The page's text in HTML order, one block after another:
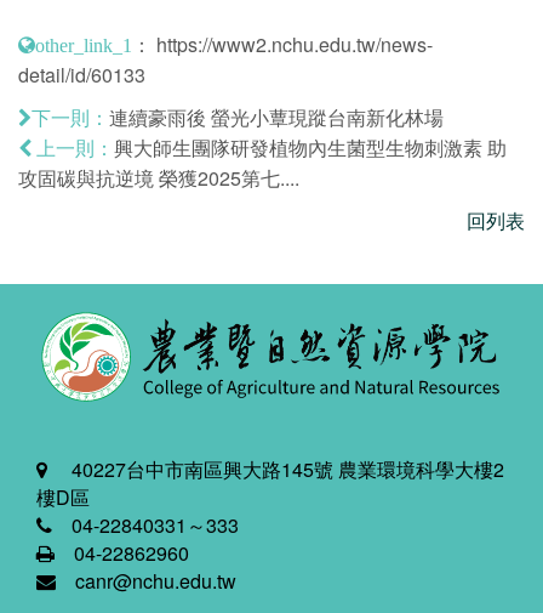
other_link_1 ： https://www2.nchu.edu.tw/news-
detail/id/60133
下一則： 連續豪雨後 螢光小蕈現蹤台南新化林場
上一則： 興大師生團隊研發植物內生菌型生物刺激素 助
攻固碳與抗逆境 榮獲2025第七....
回列表
40227台中市南區興大路145號 農業環境科學大樓2
樓D區
04-22840331～333
04-22862960
canr@nchu.edu.tw